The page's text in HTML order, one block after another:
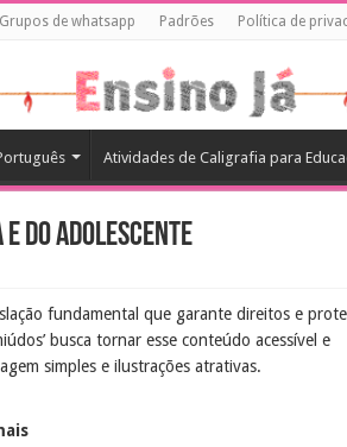
Grupos de whatsapp Padrões Política de
Atividades de Caligrafia para
e do Adolescente
fundamental que garante direitos e
busca tornar esse conteúdo acessível e
simples e ilustrações atrativas.